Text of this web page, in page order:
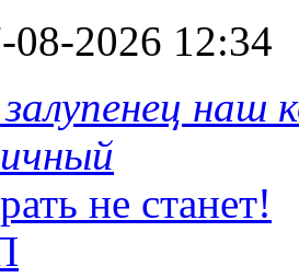
08-2026 12:34
наш
не станет!